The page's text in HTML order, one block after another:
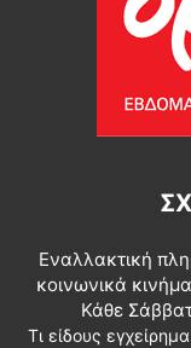
Εναλλακτική
κοινωνικά
Κάθε
Τι είδους